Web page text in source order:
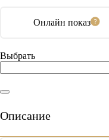
Онлайн показ
Выбрать
Описание